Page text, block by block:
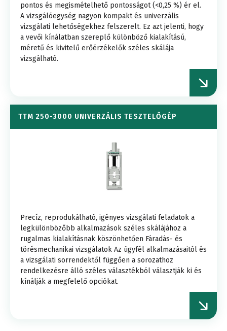
pontos és megismételhető pontosságot (<0,25 %) ér el.
A vizsgálóegység nagyon kompakt és univerzális
vizsgálati lehetőségekhez felszerelt. Ez azt jelenti, hogy
a vevői kínálatban szereplő különböző kialakítású,
méretű és kivitelű erőérzékelők széles skálája
vizsgálható.
TTM 250-3000 UNIVERZÁLIS TESZTELŐGÉP
Precíz, reprodukálható, igényes vizsgálati feladatok a
legkülönbözőbb alkalmazások széles skálájához a
rugalmas kialakításnak köszönhetően Fáradás- és
törésmechanikai vizsgálatok Az ügyfél alkalmazásaitól és
a vizsgálati sorrendektől függően a sorozathoz
rendelkezésre álló széles választékból választják ki és
kínálják a megfelelő opciókat.